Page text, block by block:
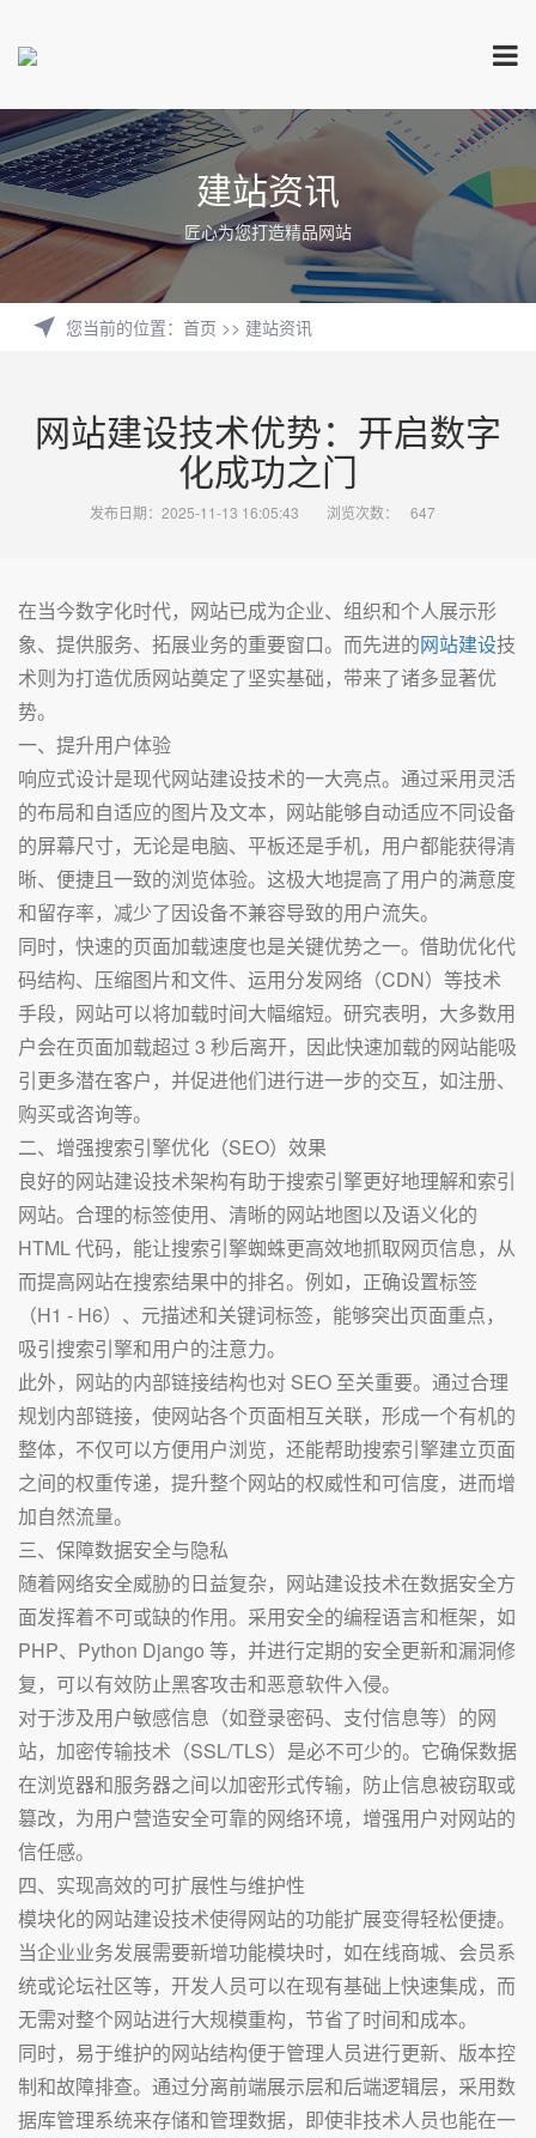
建站资讯
匠心为您打造精品网站
您当前的位置： 首页 >> 建站资讯
网站建设技术优势：开启数字
化成功之门
发布日期：2025-11-13 16:05:43 浏览次数： 647
在当今数字化时代，网站已成为企业、组织和个人展示形
象、提供服务、拓展业务的重要窗口。而先进的网站建设技
术则为打造优质网站奠定了坚实基础，带来了诸多显著优
势。
一、提升用户体验
响应式设计是现代网站建设技术的一大亮点。通过采用灵活
的布局和自适应的图片及文本，网站能够自动适应不同设备
的屏幕尺寸，无论是电脑、平板还是手机，用户都能获得清
晰、便捷且一致的浏览体验。这极大地提高了用户的满意度
和留存率，减少了因设备不兼容导致的用户流失。
同时，快速的页面加载速度也是关键优势之一。借助优化代
码结构、压缩图片和文件、运用分发网络（CDN）等技术
手段，网站可以将加载时间大幅缩短。研究表明，大多数用
户会在页面加载超过 3 秒后离开，因此快速加载的网站能吸
引更多潜在客户，并促进他们进行进一步的交互，如注册、
购买或咨询等。
二、增强搜索引擎优化（SEO）效果
良好的网站建设技术架构有助于搜索引擎更好地理解和索引
网站。合理的标签使用、清晰的网站地图以及语义化的
HTML 代码，能让搜索引擎蜘蛛更高效地抓取网页信息，从
而提高网站在搜索结果中的排名。例如，正确设置标签
（H1 - H6）、元描述和关键词标签，能够突出页面重点，
吸引搜索引擎和用户的注意力。
此外，网站的内部链接结构也对 SEO 至关重要。通过合理
规划内部链接，使网站各个页面相互关联，形成一个有机的
整体，不仅可以方便用户浏览，还能帮助搜索引擎建立页面
之间的权重传递，提升整个网站的权威性和可信度，进而增
加自然流量。
三、保障数据安全与隐私
随着网络安全威胁的日益复杂，网站建设技术在数据安全方
面发挥着不可或缺的作用。采用安全的编程语言和框架，如
PHP、Python Django 等，并进行定期的安全更新和漏洞修
复，可以有效防止黑客攻击和恶意软件入侵。
对于涉及用户敏感信息（如登录密码、支付信息等）的网
站，加密传输技术（SSL/TLS）是必不可少的。它确保数据
在浏览器和服务器之间以加密形式传输，防止信息被窃取或
篡改，为用户营造安全可靠的网络环境，增强用户对网站的
信任感。
四、实现高效的可扩展性与维护性
模块化的网站建设技术使得网站的功能扩展变得轻松便捷。
当企业业务发展需要新增功能模块时，如在线商城、会员系
统或论坛社区等，开发人员可以在现有基础上快速集成，而
无需对整个网站进行大规模重构，节省了时间和成本。
同时，易于维护的网站结构便于管理人员进行更新、版本控
制和故障排查。通过分离前端展示层和后端逻辑层，采用数
据库管理系统来存储和管理数据，即使非技术人员也能在一